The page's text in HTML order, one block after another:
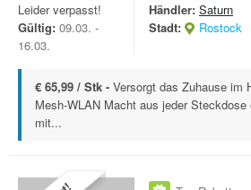
Leider verpasst!
Gültig: 09.03. -
16.03.
Händler: Saturn
Stadt:
Rostock
€ 65,99 / Stk - Versorgt das Zuhause im
Mesh-WLAN Macht aus jeder
mit...